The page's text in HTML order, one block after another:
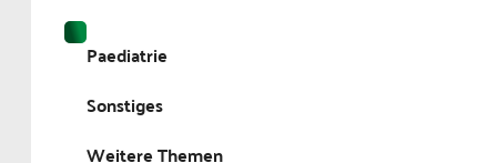
Paediatrie
Sonstiges
Weitere Themen